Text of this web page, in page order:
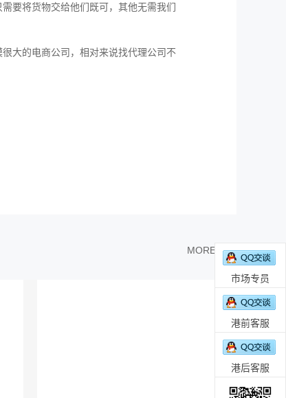
要将货物交给他们既可，其他无需我们
大的电商公司，相对来说找代理公司不
MORE >>
市场专员
港前客服
港后客服